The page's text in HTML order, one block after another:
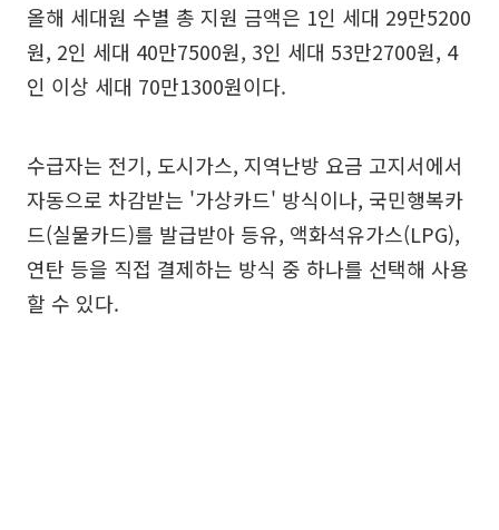
올해 세대원 수별 총 지원 금액은 1인 세대 29만5200
원, 2인 세대 40만7500원, 3인 세대 53만2700원, 4
인 이상 세대 70만1300원이다.
수급자는 전기, 도시가스, 지역난방 요금 고지서에서
자동으로 차감받는 '가상카드' 방식이나, 국민행복카
드(실물카드)를 발급받아 등유, 액화석유가스(LPG),
연탄 등을 직접 결제하는 방식 중 하나를 선택해 사용
할 수 있다.